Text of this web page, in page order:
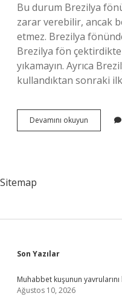
Bu durum Brezilya
zarar verebilir, ancak
etmez. Brezilya
Brezilya fön
yıkamayın. Ayrıca
kullandıktan sonraki
Devamını okuyun
Yaptıktan
Sitemap
Sidebar
Son Yazılar
Muhabbet kuşunun
Ağustos 10, 2026